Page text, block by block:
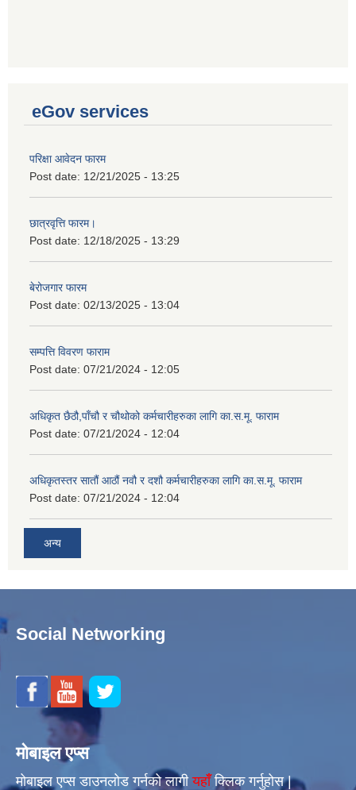
eGov services
परिक्षा आवेदन फारम
Post date: 12/21/2025 - 13:25
छात्रवृत्ति फारम।
Post date: 12/18/2025 - 13:29
बेरोजगार फारम
Post date: 02/13/2025 - 13:04
सम्पत्ति विवरण फाराम
Post date: 07/21/2024 - 12:05
अधिकृत छैठौ,पाँचौ र चौथोको कर्मचारीहरुका लागि का.स.मू. फाराम
Post date: 07/21/2024 - 12:04
अधिकृतस्तर सातौं आठौं नवौ र दशौ कर्मचारीहरुका लागि का.स.मू. फाराम
Post date: 07/21/2024 - 12:04
अन्य
Social Networking
मोबाइल एप्स
मोबाइल एप्स डाउनलोड गर्नको लागीयहाँँक्लिक गर्नुहोस |